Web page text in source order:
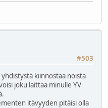
#503
kiinnostaa noista
joku laittaa minulle YV
itävyyden pitäisi olla